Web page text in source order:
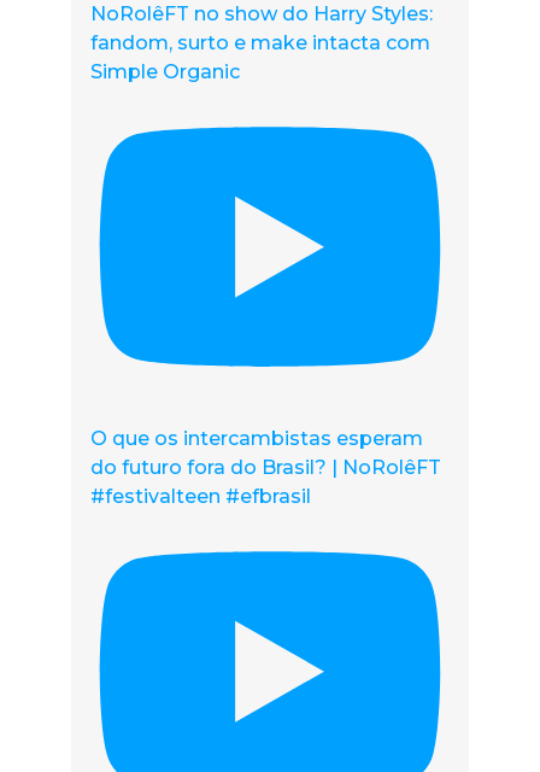
NoRolêFT no show do Harry Styles:
fandom, surto e make intacta com
Simple Organic
O que os intercambistas esperam
do futuro fora do Brasil? | NoRolêFT
#festivalteen #efbrasil